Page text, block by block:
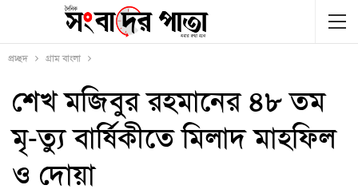
প্রচ্ছদ গ্রাম বাংলা
শেখ মজিবুর রহমানের ৪৮ তম
মৃ-ত্যু বার্ষিকীতে মিলাদ মাহফিল
ও দোয়া